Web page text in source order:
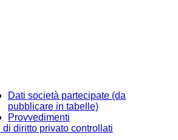
Dati società partecipate (da
pubblicare in tabelle)
Provvedimenti
di diritto privato controllati